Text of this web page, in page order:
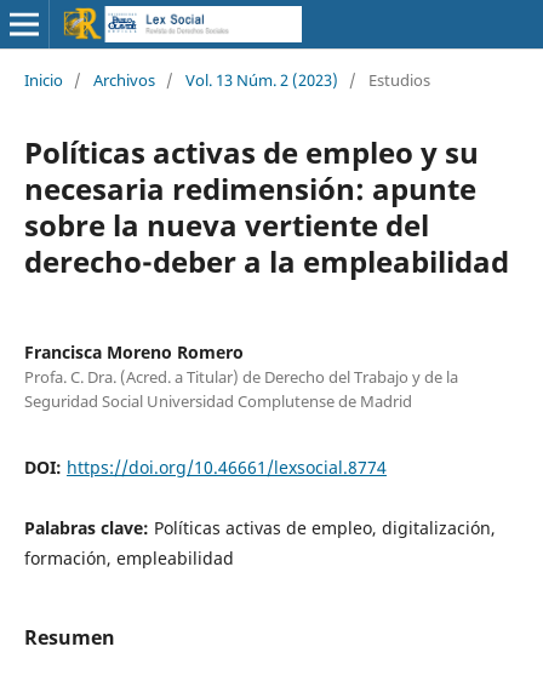
Inicio / Archivos / Vol. 13 Núm. 2 (2023) / Estudios
Políticas activas de empleo y su
necesaria redimensión: apunte
sobre la nueva vertiente del
derecho-deber a la empleabilidad
Francisca Moreno Romero
Profa. C. Dra. (Acred. a Titular) de Derecho del Trabajo y de la
Seguridad Social Universidad Complutense de Madrid
DOI: https://doi.org/10.46661/lexsocial.8774
Palabras clave: Políticas activas de empleo, digitalización,
formación, empleabilidad
Resumen